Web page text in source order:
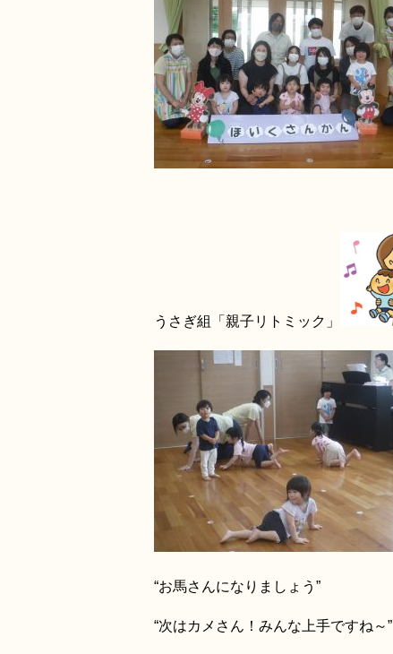
うさぎ組「親子リトミック」
“お馬さんになりましょう”
“次はカメさん！みんな上手ですね～”